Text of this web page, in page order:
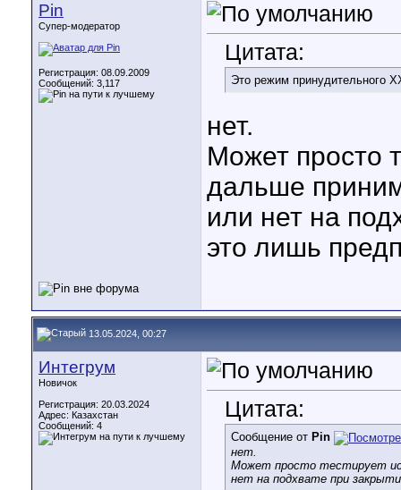
Pin
Супер-модератор
Регистрация: 08.09.2009
Сообщений: 3,117
Цитата:
Это режим принудительного
нет.
Может просто
дальше
или нет на
это лишь
13.05.2024, 00:27
Интегрум
Новичок
Регистрация: 20.03.2024
Адрес: Казахстан
Сообщений: 4
Цитата:
Сообщение от Pin
нет.
Может просто тестирует
нет на подхвате при